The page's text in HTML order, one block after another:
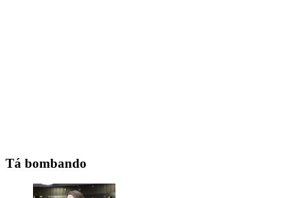
Tá bombando